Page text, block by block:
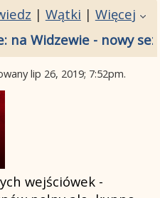
| Wątki | Więcej
na Widzewie - nowy
lip 26, 2019; 7:52pm.
wejściówek -